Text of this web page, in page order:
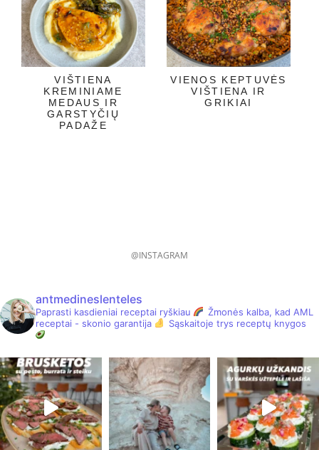
VIŠTIENA
KREMINIAME
MEDAUS IR
GARSTYČIŲ
PADAŽE
VIENOS KEPTUVĖS
VIŠTIENA IR
GRIKIAI
@INSTAGRAM
antmedineslenteles
Paprasti kasdieniai receptai ryškiau
Žmonės kalba, kad AML
receptai - skonio garantija
Sąskaitoje trys receptų knygos